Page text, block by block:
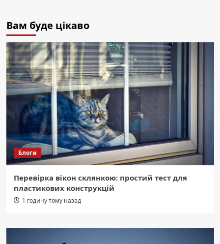
Вам буде цікаво
Блоги
Перевірка вікон склянкою: простий тест для
пластикових конструкцій
1 годину тому назад